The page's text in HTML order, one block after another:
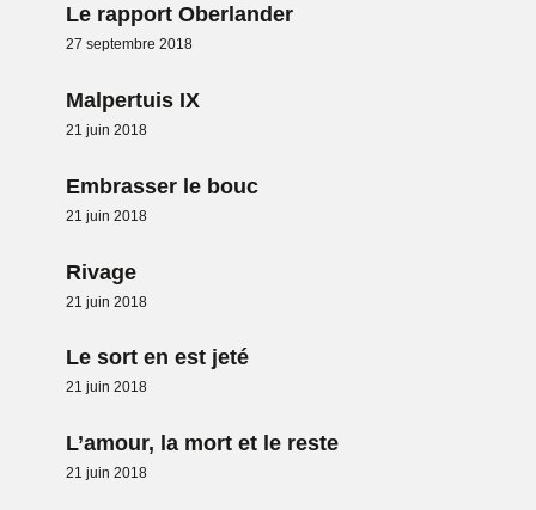
Le rapport Oberlander
27 septembre 2018
Malpertuis IX
21 juin 2018
Embrasser le bouc
21 juin 2018
Rivage
21 juin 2018
Le sort en est jeté
21 juin 2018
L’amour, la mort et le reste
21 juin 2018